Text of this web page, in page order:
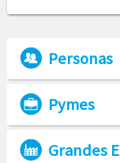
Personas
Pymes
Grandes